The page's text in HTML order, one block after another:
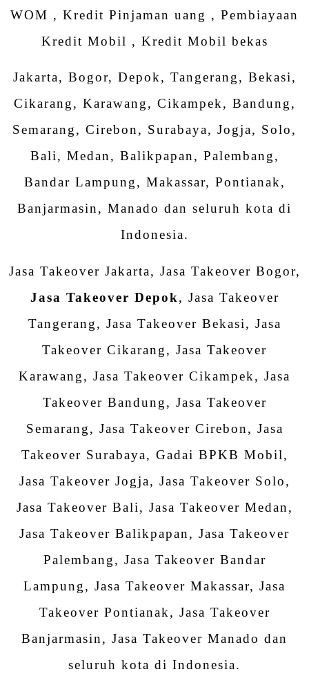
WOM , Kredit Pinjaman uang , Pembiayaan
Kredit Mobil , Kredit Mobil bekas
Jakarta, Bogor, Depok, Tangerang, Bekasi,
Cikarang, Karawang, Cikampek, Bandung,
Semarang, Cirebon, Surabaya, Jogja, Solo,
Bali, Medan, Balikpapan, Palembang,
Bandar Lampung, Makassar, Pontianak,
Banjarmasin, Manado dan seluruh kota di
Indonesia.
Jasa Takeover Jakarta, Jasa Takeover Bogor,
Jasa Takeover Depok, Jasa Takeover
Tangerang, Jasa Takeover Bekasi, Jasa
Takeover Cikarang, Jasa Takeover
Karawang, Jasa Takeover Cikampek, Jasa
Takeover Bandung, Jasa Takeover
Semarang, Jasa Takeover Cirebon, Jasa
Takeover Surabaya, Gadai BPKB Mobil,
Jasa Takeover Jogja, Jasa Takeover Solo,
Jasa Takeover Bali, Jasa Takeover Medan,
Jasa Takeover Balikpapan, Jasa Takeover
Palembang, Jasa Takeover Bandar
Lampung, Jasa Takeover Makassar, Jasa
Takeover Pontianak, Jasa Takeover
Banjarmasin, Jasa Takeover Manado dan
seluruh kota di Indonesia.